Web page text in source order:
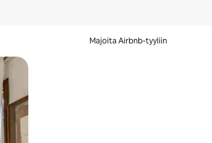
Majoita Airbnb-tyyliin